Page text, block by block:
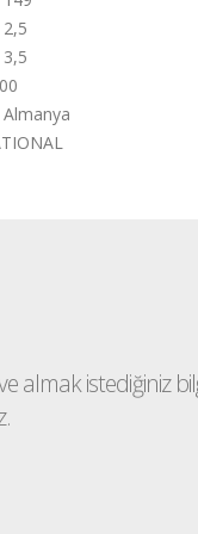
2,5
3,5
Almanya
almak istediğiniz